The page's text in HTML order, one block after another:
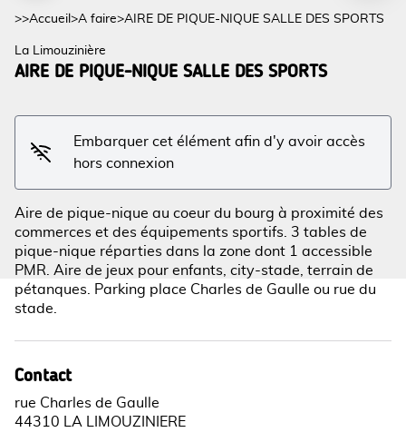
Voir l'image en plein écran
>>Accueil >A faire>AIRE DE PIQUE-NIQUE SALLE DES SPORTS
La Limouzinière
AIRE DE PIQUE-NIQUE SALLE DES SPORTS
Embarquer cet élément afin d'y avoir accès
hors connexion
Aire de pique-nique au coeur du bourg à proximité des
commerces et des équipements sportifs. 3 tables de
pique-nique réparties dans la zone dont 1 accessible
PMR. Aire de jeux pour enfants, city-stade, terrain de
pétanques. Parking place Charles de Gaulle ou rue du
stade.
Contact
rue Charles de Gaulle
44310 LA LIMOUZINIERE